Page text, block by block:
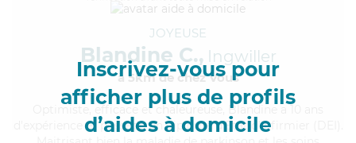
Inscrivez-vous pour
afficher plus de profils
d’aides à domicile
JOYEUSE
Blandine C., Ingwiller
à 5km de chez Vous
, efficace et chaleureuse, Blandine a 10 ans
d'expérience et possède un diplôme d'Etat d'infirmier (DEI).